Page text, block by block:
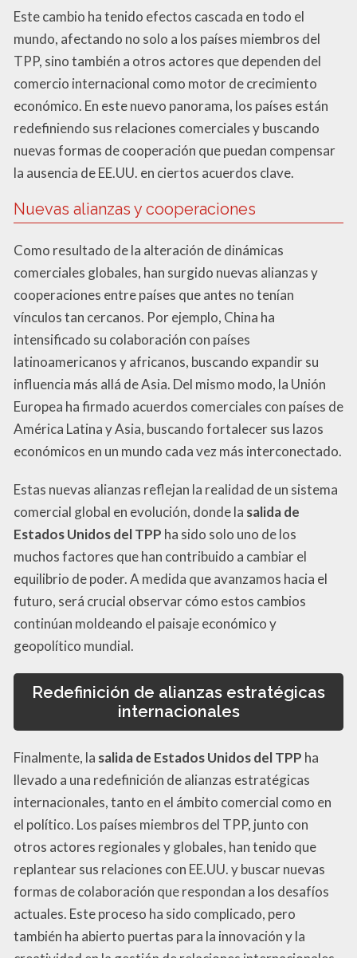
Este cambio ha tenido efectos cascada en todo el
mundo, afectando no solo a los países miembros del
TPP, sino también a otros actores que dependen del
comercio internacional como motor de crecimiento
económico. En este nuevo panorama, los países están
redefiniendo sus relaciones comerciales y buscando
nuevas formas de cooperación que puedan compensar
la ausencia de EE.UU. en ciertos acuerdos clave.
Nuevas alianzas y cooperaciones
Como resultado de la alteración de dinámicas
comerciales globales, han surgido nuevas alianzas y
cooperaciones entre países que antes no tenían
vínculos tan cercanos. Por ejemplo, China ha
intensificado su colaboración con países
latinoamericanos y africanos, buscando expandir su
influencia más allá de Asia. Del mismo modo, la Unión
Europea ha firmado acuerdos comerciales con países de
América Latina y Asia, buscando fortalecer sus lazos
económicos en un mundo cada vez más interconectado.
Estas nuevas alianzas reflejan la realidad de un sistema
comercial global en evolución, donde la salida de
Estados Unidos del TPP ha sido solo uno de los
muchos factores que han contribuido a cambiar el
equilibrio de poder. A medida que avanzamos hacia el
futuro, será crucial observar cómo estos cambios
continúan moldeando el paisaje económico y
geopolítico mundial.
Redefinición de alianzas estratégicas
internacionales
Finalmente, la salida de Estados Unidos del TPP ha
llevado a una redefinición de alianzas estratégicas
internacionales, tanto en el ámbito comercial como en
el político. Los países miembros del TPP, junto con
otros actores regionales y globales, han tenido que
replantear sus relaciones con EE.UU. y buscar nuevas
formas de colaboración que respondan a los desafíos
actuales. Este proceso ha sido complicado, pero
también ha abierto puertas para la innovación y la